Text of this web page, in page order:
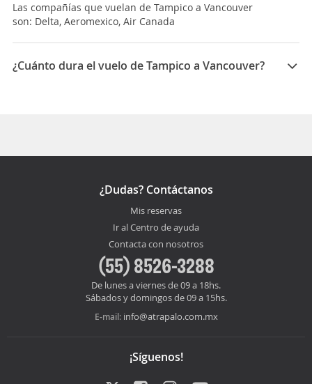
Las compañías que vuelan de Tampico a Vancouver
son: Delta, Aeromexico, Air Canada
¿Cuánto dura el vuelo de Tampico a Vancouver?
¿Dudas? Contáctanos
Mis reservas
Ir al Centro de ayuda
Contacta con nosotros
(55) 8526-3288
De lunes a viernes de 09 a 18hs.
Sábados y domingos de 09 a 15hs.
E-mail: info@atrapalo.com.mx
¡Síguenos!